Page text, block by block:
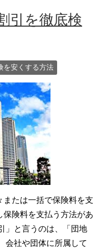
引を徹底検
を安くする方法
または一括で保険料を支
険料を支払う方法があ
」と言うのは、「団地
会社や団体に所属して